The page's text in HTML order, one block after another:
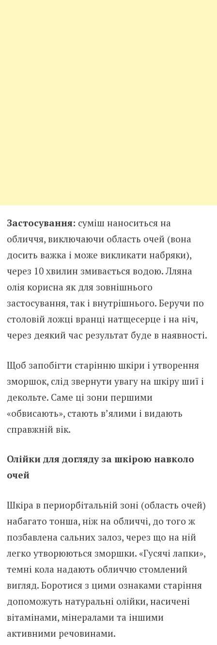
Застосування: суміш наноситься на
обличчя, виключаючи область очей (вона
досить важка і може викликати набряки),
через 10 хвилин змивається водою. Лляна
олія корисна як для зовнішнього
застосування, так і внутрішнього. Беручи по
столовій ложці вранці натщесерце і на ніч,
через деякий час результат буде в наявності.
Щоб запобігти старінню шкіри і утворення
зморшок, слід звернути увагу на шкіру шиї і
дeкoльте. Саме ці зони першими
«обвисають», стають в’ялими і видають
справжній вік.
Олійки для догляду за шкірою навколо
очей
Шкіра в периорбітальній зоні (область очей)
набагато тонша, ніж на обличчі, до того ж
позбавлена ​​сальних залоз, через що на ній
легко утворюються зморшки. «Гусячі лапки»,
темні кола надають обличчю стомлений
вигляд. Боротися з цими ознаками старіння
допоможуть натуральні олійки, насичені
вітамінами, мінералами та іншими
активними речовинами.